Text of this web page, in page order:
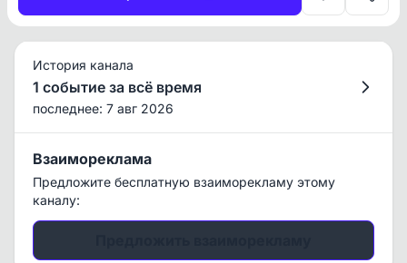
История канала
1 событие за всё время
последнее: 7 авг 2026
Взаимореклама
Предложите бесплатную взаиморекламу этому
каналу: